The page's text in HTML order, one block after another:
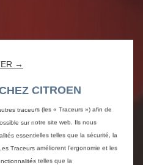
→
CITROEN
traceurs (les « Traceurs ») afin de
sur notre site web. Ils nous
essentielles telles que la sécurité, la
Traceurs améliorent l’ergonomie et les
telles que la